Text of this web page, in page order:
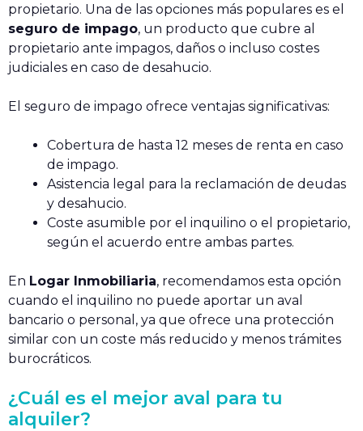
propietario. Una de las opciones más populares es el
seguro de impago, un producto que cubre al
propietario ante impagos, daños o incluso costes
judiciales en caso de desahucio.
El seguro de impago ofrece ventajas significativas:
Cobertura de hasta 12 meses de renta en caso
de impago.
Asistencia legal para la reclamación de deudas
y desahucio.
Coste asumible por el inquilino o el propietario,
según el acuerdo entre ambas partes.
En Logar Inmobiliaria, recomendamos esta opción
cuando el inquilino no puede aportar un aval
bancario o personal, ya que ofrece una protección
similar con un coste más reducido y menos trámites
burocráticos.
¿Cuál es el mejor aval para tu
alquiler?